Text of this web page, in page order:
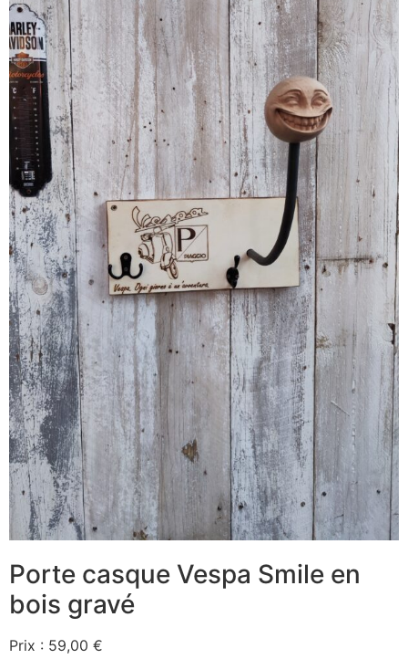
Porte casque Vespa Smile en
bois gravé
Prix : 59,00 €